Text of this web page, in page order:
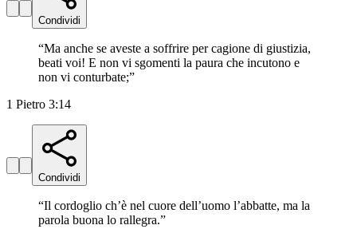
Condividi
“Ma anche se aveste a soffrire per cagione di giustizia,
beati voi! E non vi sgomenti la paura che incutono e
non vi conturbate;”
1 Pietro 3:14
Condividi
“Il cordoglio ch’è nel cuore dell’uomo l’abbatte, ma la
parola buona lo rallegra.”